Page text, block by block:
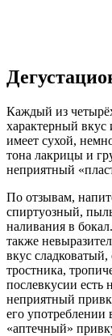
Каждый из
характерный
имеет сухой,
тона лакрицы и
неприятный
По отзывам,
спиртуозный,
наливания в
также
вкус
тростника,
послевкусии есть
неприятный
его употреблении
«аптечный»